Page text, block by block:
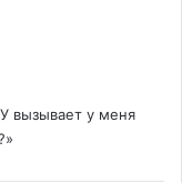
вызывает у меня